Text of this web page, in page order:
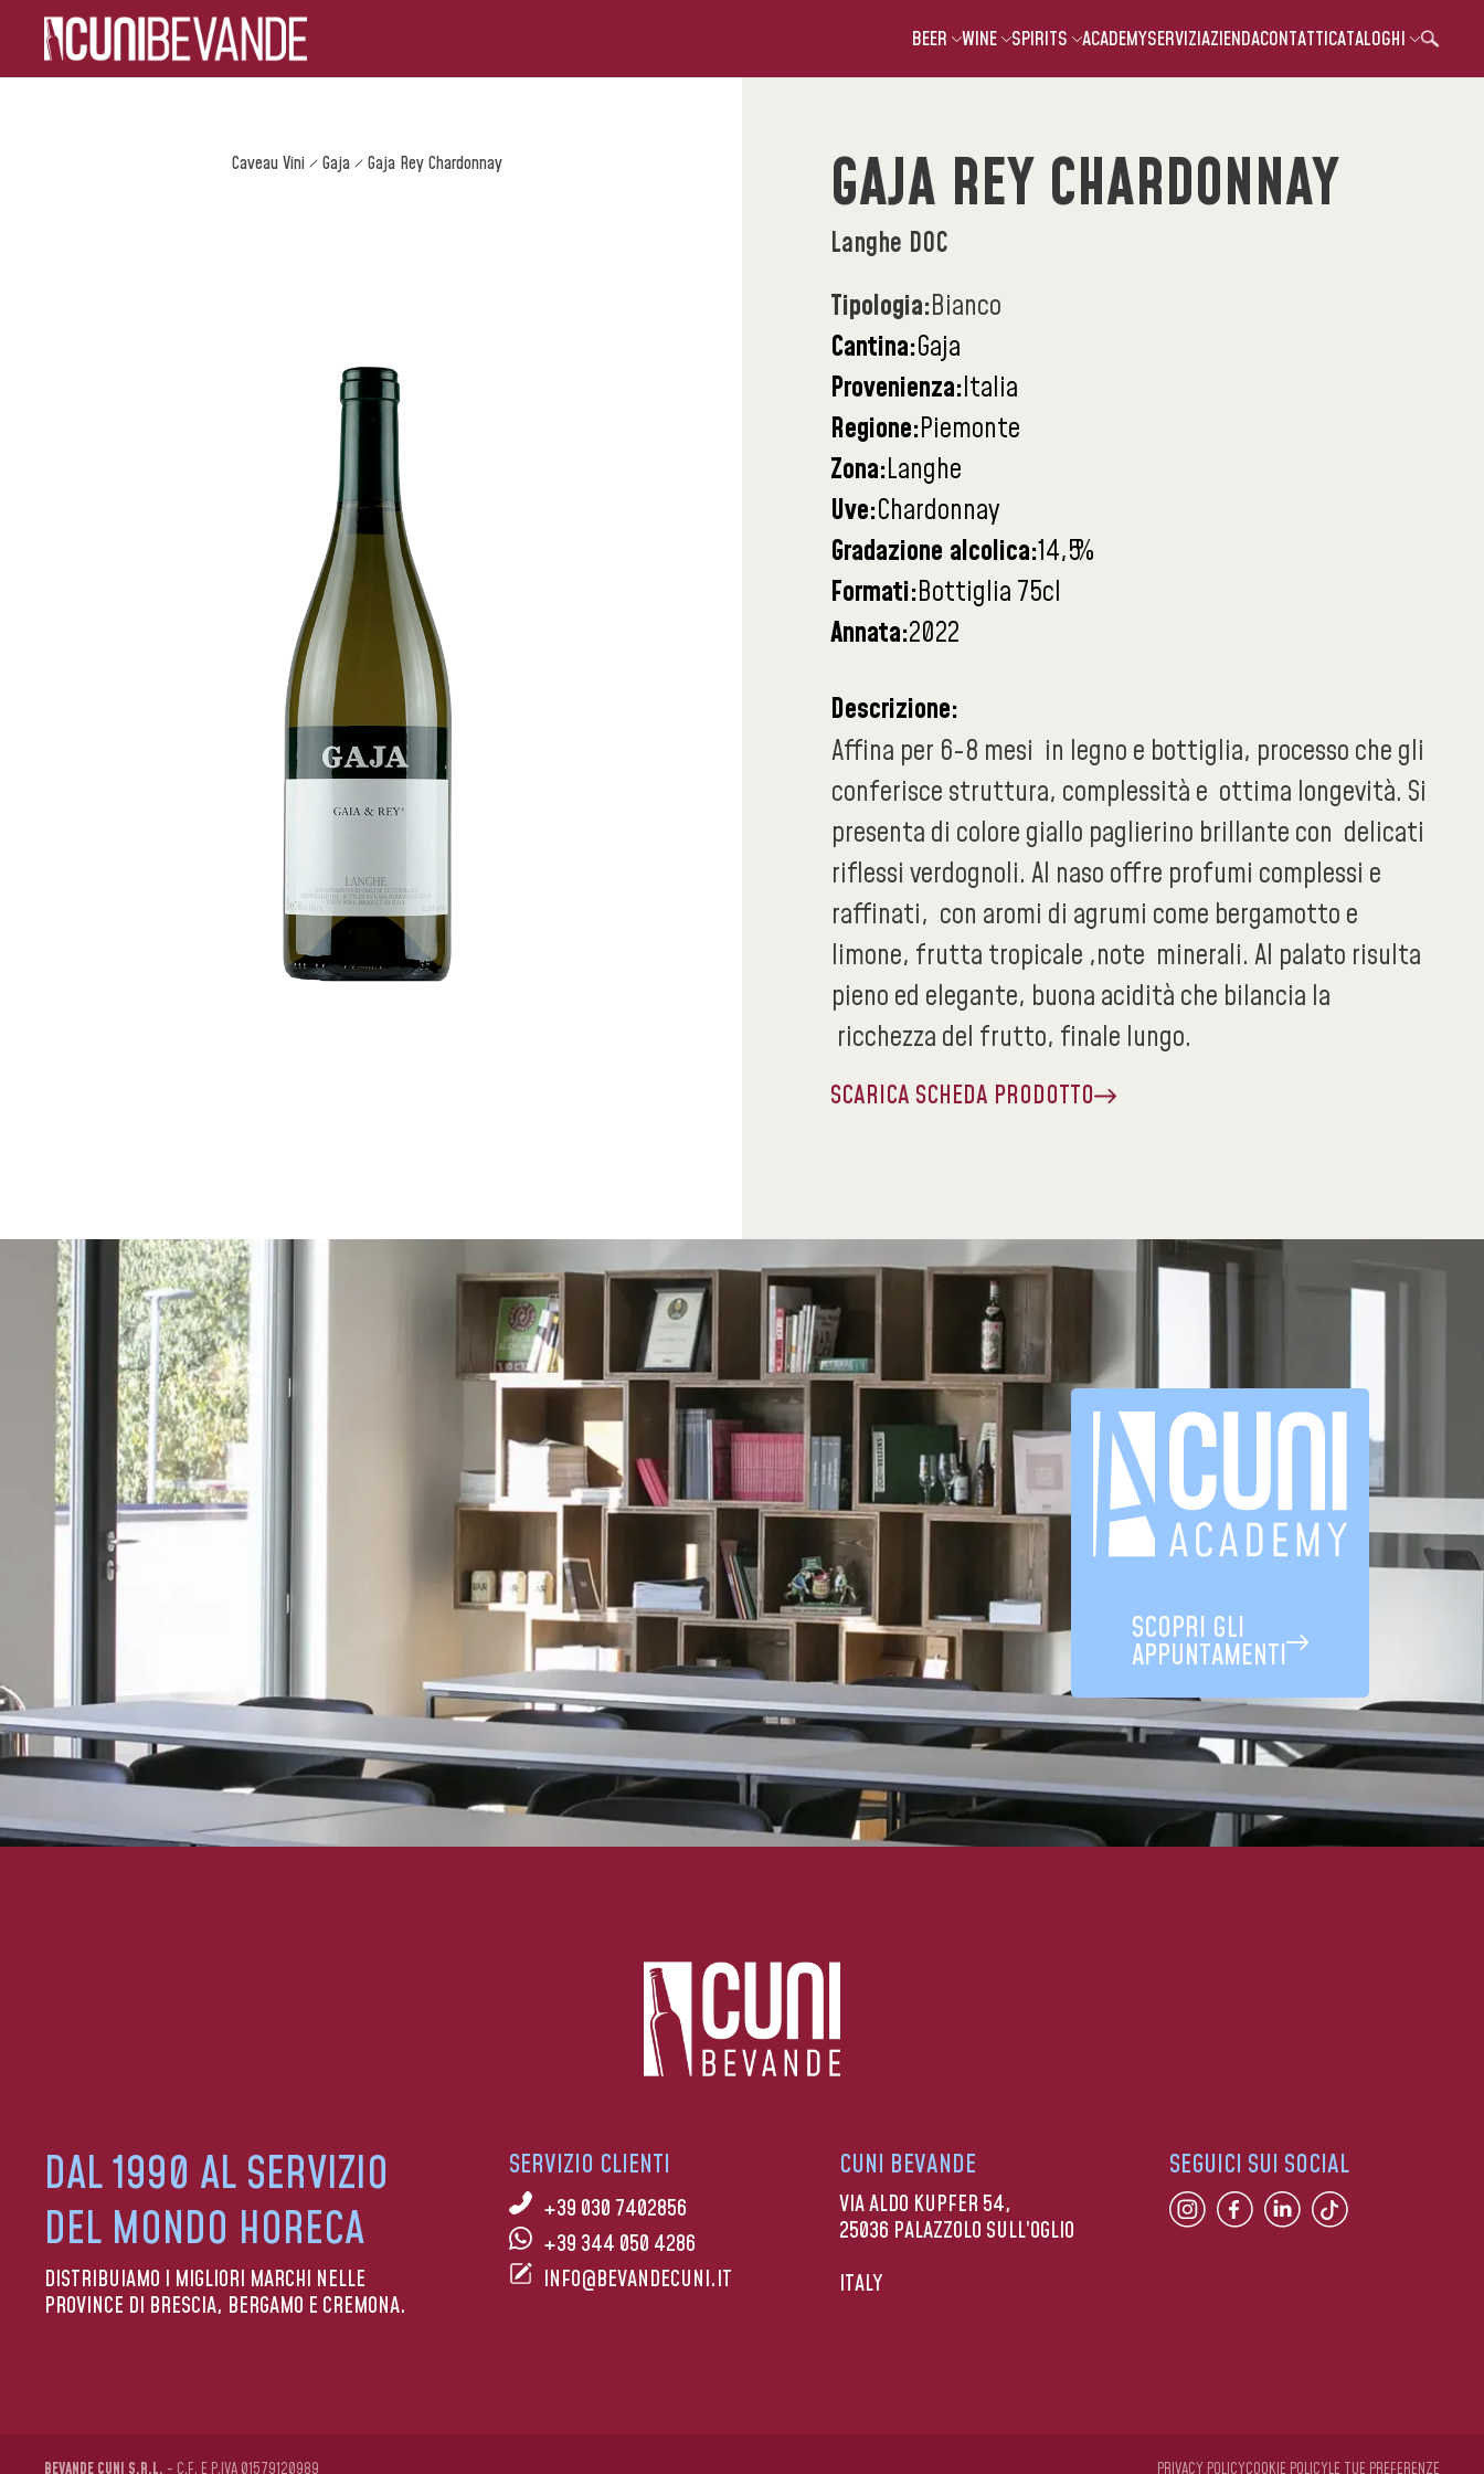
BEER WINE SPIRITS ACADEMYSERVIZIAZIENDACONTATTICATALOGHI
Caveau Vini Gaja Gaja Rey Chardonnay GAJA REY CHARDONNAY
Langhe DOC
Tipologia:Bianco
Cantina:Gaja
Provenienza:Italia
Regione:Piemonte
Zona:Langhe
Uve:Chardonnay
Gradazione alcolica:14,5%
Formati:Bottiglia 75cl
Annata:2022
Descrizione:
Affina per 6-8 mesi in legno e bottiglia, processo che gli
conferisce struttura, complessità e ottima longevità. Si
presenta di colore giallo paglierino brillante con delicati
riflessi verdognoli. Al naso offre profumi complessi e
raffinati, con aromi di agrumi come bergamotto e
limone, frutta tropicale ,note minerali. Al palato risulta
pieno ed elegante, buona acidità che bilancia la
ricchezza del frutto, finale lungo.
SCARICA SCHEDA PRODOTTO
SCOPRI GLI
APPUNTAMENTI
DAL 1990 AL SERVIZIO
DEL MONDO HORECA
DISTRIBUIAMO I MIGLIORI MARCHI NELLE
PROVINCE DI BRESCIA, BERGAMO E CREMONA.
SERVIZIO CLIENTI
+39 030 7402856
+39 344 050 4286
INFO@BEVANDECUNI.IT
CUNI BEVANDE
VIA ALDO KUPFER 54,
25036 PALAZZOLO SULL’OGLIO
ITALY
SEGUICI SUI SOCIAL
BEVANDE CUNI S.R.L. - C.F. E P.IVA 01579120989 PRIVACY POLICYCOOKIE POLICYLE TUE PREFERENZE